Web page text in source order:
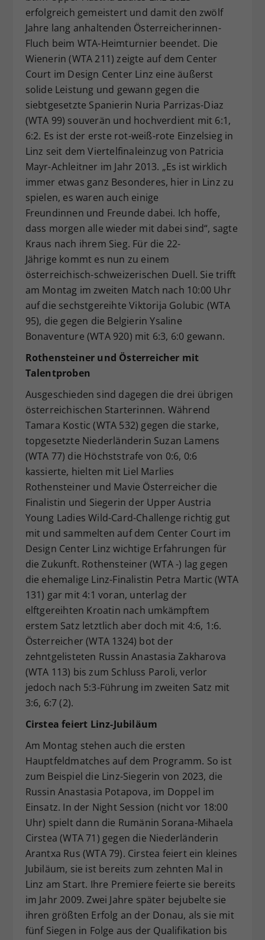
erfolgreich gemeistert und damit den zwölf
Jahre lang anhaltenden Österreicherinnen-
Fluch beim WTA-Heimturnier beendet. Die
Wienerin (WTA 211) zeigte auf dem Center
Court im Design Center Linz eine äußerst
solide Leistung und gewann gegen die
siebtgesetzte Spanierin Nuria Parrizas-Diaz
(WTA 99) souverän und hochverdient mit 6:1,
6:2. Es ist der erste rot-weiß-rote Einzelsieg in
Linz seit dem Viertelfinaleinzug von Patricia
Mayr-Achleitner im Jahr 2013. „Es ist wirklich
immer etwas ganz Besonderes, hier in Linz zu
spielen, es waren auch einige
Freundinnen und Freunde dabei. Ich hoffe,
dass morgen alle wieder mit dabei sind“, sagte
Kraus nach ihrem Sieg. Für die 22-
Jährige kommt es nun zu einem
österreichisch-schweizerischen Duell. Sie trifft
am Montag im zweiten Match nach 10:00 Uhr
auf die sechstgereihte Viktorija Golubic (WTA
95), die gegen die Belgierin Ysaline
Bonaventure (WTA 920) mit 6:3, 6:0 gewann.
Rothensteiner und Österreicher mit
Talentproben
Ausgeschieden sind dagegen die drei übrigen
österreichischen Starterinnen. Während
Tamara Kostic (WTA 532) gegen die starke,
topgesetzte Niederländerin Suzan Lamens
(WTA 77) die Höchststrafe von 0:6, 0:6
kassierte, hielten mit Liel Marlies
Rothensteiner und Mavie Österreicher die
Finalistin und Siegerin der Upper Austria
Young Ladies Wild-Card-Challenge richtig gut
mit und sammelten auf dem Center Court im
Design Center Linz wichtige Erfahrungen für
die Zukunft. Rothensteiner (WTA -) lag gegen
die ehemalige Linz-Finalistin Petra Martic (WTA
131) gar mit 4:1 voran, unterlag der
elftgereihten Kroatin nach umkämpftem
erstem Satz letztlich aber doch mit 4:6, 1:6.
Österreicher (WTA 1324) bot der
zehntgelisteten Russin Anastasia Zakharova
(WTA 113) bis zum Schluss Paroli, verlor
jedoch nach 5:3-Führung im zweiten Satz mit
3:6, 6:7 (2).
Cirstea feiert Linz-Jubiläum
Am Montag stehen auch die ersten
Hauptfeldmatches auf dem Programm. So ist
zum Beispiel die Linz-Siegerin von 2023, die
Russin Anastasia Potapova, im Doppel im
Einsatz. In der Night Session (nicht vor 18:00
Uhr) spielt dann die Rumänin Sorana-Mihaela
Cirstea (WTA 71) gegen die Niederländerin
Arantxa Rus (WTA 79). Cirstea feiert ein kleines
Jubiläum, sie ist bereits zum zehnten Mal in
Linz am Start. Ihre Premiere feierte sie bereits
im Jahr 2009. Zwei Jahre später bejubelte sie
ihren größten Erfolg an der Donau, als sie mit
fünf Siegen in Folge aus der Qualifikation bis
Zweck
Dieser Wert speichert Ihre Consent-
Einstellungen. Unter anderem eine
zufällig generierte ID, für die
historische Speicherung Ihrer
vorgenommen Einstellungen, falls der
Webseiten-Betreiber dies eingestellt
hat.